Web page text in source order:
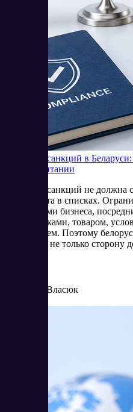
Проверка санкций в
Великобритании
Проверка санкций не должна
контрагента в списках.
владельцами бизнеса,
перевозчиками, товаром,
получателем. Поэтому
оценивать не только
Елена Власюк